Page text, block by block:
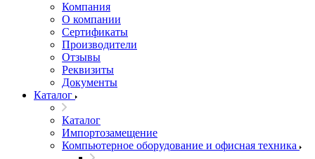
Компания
О компании
Сертификаты
Производители
Отзывы
Реквизиты
Документы
Каталог
Каталог
Импортозамещение
Компьютерное оборудование и офисная техника